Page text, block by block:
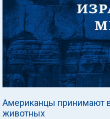
Американцы принимают
животных